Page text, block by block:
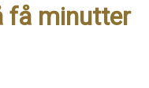
få minutter